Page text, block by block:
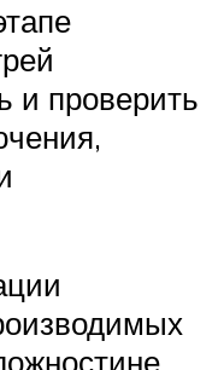
и проверить